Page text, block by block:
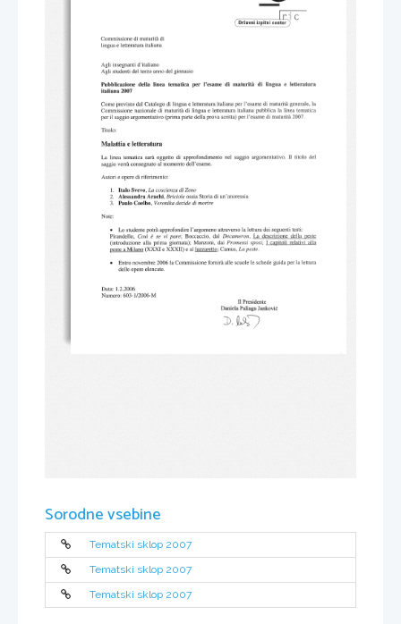
Sorodne vsebine
Tematski sklop 2007
Tematski sklop 2007
Tematski sklop 2007